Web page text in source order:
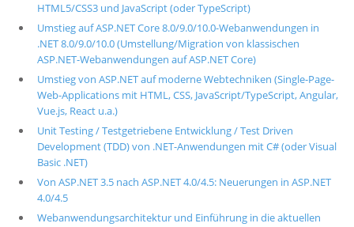
HTML5/CSS3 und JavaScript (oder TypeScript)
Umstieg auf ASP.NET Core 8.0/9.0/10.0-Webanwendungen in
.NET 8.0/9.0/10.0 (Umstellung/Migration von klassischen
ASP.NET-Webanwendungen auf ASP.NET Core)
Umstieg von ASP.NET auf moderne Webtechniken (Single-Page-
Web-Applications mit HTML, CSS, JavaScript/TypeScript, Angular,
Vue.js, React u.a.)
Unit Testing / Testgetriebene Entwicklung / Test Driven
Development (TDD) von .NET-Anwendungen mit C# (oder Visual
Basic .NET)
Von ASP.NET 3.5 nach ASP.NET 4.0/4.5: Neuerungen in ASP.NET
4.0/4.5
Webanwendungsarchitektur und Einführung in die aktuellen